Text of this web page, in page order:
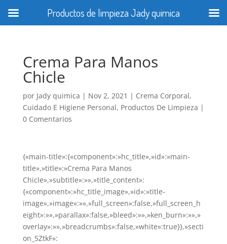
Crema Para Manos
Chicle
por Jady quimica | Nov 2, 2021 | Crema Corporal,
Cuidado E Higiene Personal, Productos De Limpieza |
0 Comentarios
{«main-title»:{«component»:»hc_title»,»id»:»main-
title»,»title»:»Crema Para Manos
Chicle»,»subtitle»:»»,»title_content»:
{«component»:»hc_title_image»,»id»:»title-
image»,»image»:»»,»full_screen»:false,»full_screen_h
eight»:»»,»parallax»:false,»bleed»:»»,»ken_burn»:»»,»
overlay»:»»,»breadcrumbs»:false,»white»:true}},»secti
on_5ZtkF»:
Productos de limpieza Jady quimica